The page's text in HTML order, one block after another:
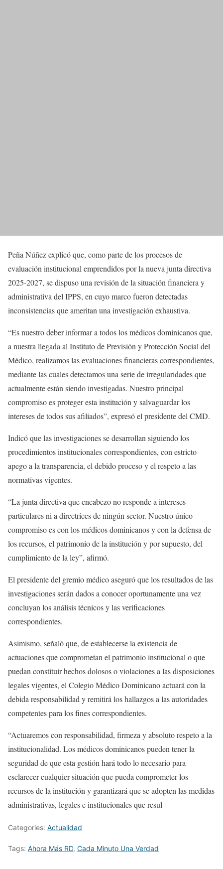
Peña Núñez explicó que, como parte de los procesos de
evaluación institucional emprendidos por la nueva junta directiva
2025-2027, se dispuso una revisión de la situación financiera y
administrativa del IPPS, en cuyo marco fueron detectadas
inconsistencias que ameritan una investigación exhaustiva.
“Es nuestro deber informar a todos los médicos dominicanos que,
a nuestra llegada al Instituto de Previsión y Protección Social del
Médico, realizamos las evaluaciones financieras correspondientes,
mediante las cuales detectamos una serie de irregularidades que
actualmente están siendo investigadas. Nuestro principal
compromiso es proteger esta institución y salvaguardar los
intereses de todos sus afiliados”, expresó el presidente del CMD.
Indicó que las investigaciones se desarrollan siguiendo los
procedimientos institucionales correspondientes, con estricto
apego a la transparencia, el debido proceso y el respeto a las
normativas vigentes.
“La junta directiva que encabezo no responde a intereses
particulares ni a directrices de ningún sector. Nuestro único
compromiso es con los médicos dominicanos y con la defensa de
los recursos, el patrimonio de la institución y por supuesto, del
cumplimiento de la ley”, afirmó.
El presidente del gremio médico aseguró que los resultados de las
investigaciones serán dados a conocer oportunamente una vez
concluyan los análisis técnicos y las verificaciones
correspondientes.
Asimismo, señaló que, de establecerse la existencia de
actuaciones que comprometan el patrimonio institucional o que
puedan constituir hechos dolosos o violaciones a las disposiciones
legales vigentes, el Colegio Médico Dominicano actuará con la
debida responsabilidad y remitirá los hallazgos a las autoridades
competentes para los fines correspondientes.
“Actuaremos con responsabilidad, firmeza y absoluto respeto a la
institucionalidad. Los médicos dominicanos pueden tener la
seguridad de que esta gestión hará todo lo necesario para
esclarecer cualquier situación que pueda comprometer los
recursos de la institución y garantizará que se adopten las medidas
administrativas, legales e institucionales que resul
Categories: Actualidad
Tags: Ahora Más RD, Cada Minuto Una Verdad